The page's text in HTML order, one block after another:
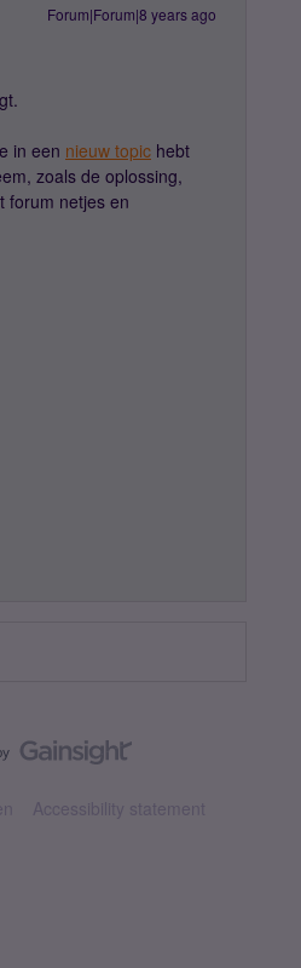
Forum|Forum|8 years ago
in een nieuw topic hebt
zoals de oplossing,
forum netjes en
Accessibility statement